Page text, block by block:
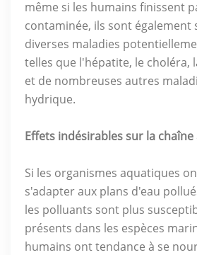
même si les humains finissent
contaminée, ils sont également
diverses maladies
telles que l'hépatite, le choléra,
et de nombreuses autres
hydrique.
Effets indésirables sur la
Si les organismes aquatiques
s'adapter aux plans d'eau
les polluants sont plus
présents dans les espèces
humains ont tendance à se